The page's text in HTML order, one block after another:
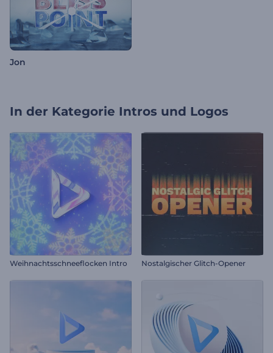
Jon
In der Kategorie Intros und Logos
Weihnachtsschneeflocken Intro Nostalgischer Glitch-Opener